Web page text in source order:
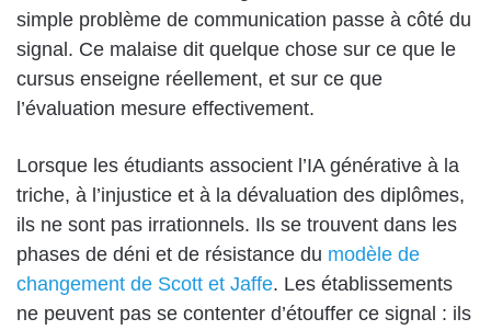
simple problème de communication passe à côté du
signal. Ce malaise dit quelque chose sur ce que le
cursus enseigne réellement, et sur ce que
l’évaluation mesure effectivement.
Lorsque les étudiants associent l’IA générative à la
triche, à l’injustice et à la dévaluation des diplômes,
ils ne sont pas irrationnels. Ils se trouvent dans les
phases de déni et de résistance du modèle de
changement de Scott et Jaffe. Les établissements
ne peuvent pas se contenter d’étouffer ce signal : ils